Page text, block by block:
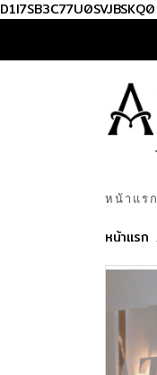
D1I7SB3C77U0SVJBSKQ0
หน้าแรก
หน้าแรก